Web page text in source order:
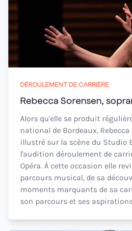
DÉROULEMENT DE CARRIÈRE
Rebecca Sorensen,
Alors qu'elle se produit
national de Bordeaux,
illustré sur la scène du Studio
l'audition déroulement de
Opéra. À cette occasion elle
parcours musical, de sa
moments marquants de sa
son parcours et ses